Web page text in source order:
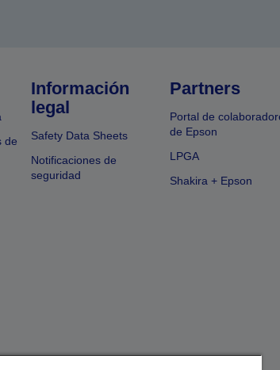
de
Información
legal
Safety Data Sheets
Notificaciones de
seguridad
Partners
Portal de
de Epson
LPGA
Shakira + Epson